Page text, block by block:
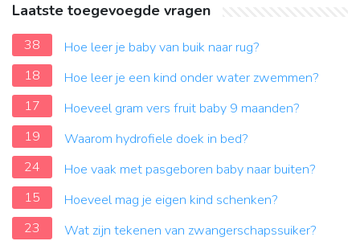
Laatste toegevoegde vragen
38
Hoe leer je baby van buik naar rug?
18
Hoe leer je een kind onder water zwemmen?
17
Hoeveel gram vers fruit baby 9 maanden?
19
Waarom hydrofiele doek in bed?
24
Hoe vaak met pasgeboren baby naar buiten?
15
Hoeveel mag je eigen kind schenken?
23
Wat zijn tekenen van zwangerschapssuiker?